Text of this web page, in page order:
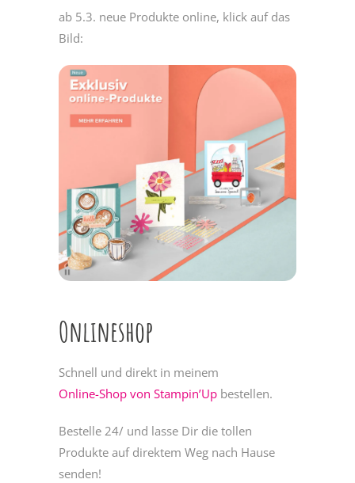
ab 5.3. neue Produkte online, klick auf das
Bild:
Onlineshop
Schnell und direkt in meinem
Online-Shop von Stampin’Up bestellen.
Bestelle 24/ und lasse Dir die tollen
Produkte auf direktem Weg nach Hause
senden!